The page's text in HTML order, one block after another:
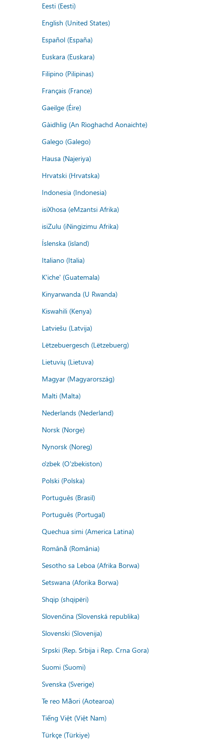
Eesti (Eesti)
English (United States)
Español (España)
Euskara (Euskara)
Filipino (Pilipinas)
Français (France)
Gaeilge (Éire)
Gàidhlig (An Rìoghachd Aonaichte)
Galego (Galego)
Hausa (Najeriya)
Hrvatski (Hrvatska)
Indonesia (Indonesia)
isiXhosa (eMzantsi Afrika)
isiZulu (iNingizimu Afrika)
Íslenska (ísland)
Italiano (Italia)
K'iche' (Guatemala)
Kinyarwanda (U Rwanda)
Kiswahili (Kenya)
Latviešu (Latvija)
Lëtzebuergesch (Lëtzebuerg)
Lietuvių (Lietuva)
Magyar (Magyarország)
Malti (Malta)
Nederlands (Nederland)
Norsk (Norge)
Nynorsk (Noreg)
o'zbek (O'zbekiston)
Polski (Polska)
Português (Brasil)
Português (Portugal)
Quechua simi (America Latina)
Română (România)
Sesotho sa Leboa (Afrika Borwa)
Setswana (Aforika Borwa)
Shqip (shqipëri)
Slovenčina (Slovenská republika)
Slovenski (Slovenija)
Srpski (Rep. Srbija i Rep. Crna Gora)
Suomi (Suomi)
Svenska (Sverige)
Te reo Māori (Aotearoa)
Tiếng Việt (Việt Nam)
Türkçe (Türkiye)